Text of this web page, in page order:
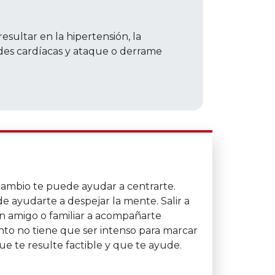
en la hipertensión, la
cardíacas y ataque o derrame
te puede ayudar a centrarte.
ayudarte a despejar la mente. Salir a
amigo o familiar a acompañarte
no tiene que ser intenso para marcar
te resulte factible y que te ayude.